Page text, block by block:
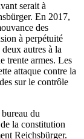
serait à
En 2017,
des
à perpétuité
autres à la
trente armes. Les
attaque contre la
sur le contrôle
du
la constitution
Reichsbürger.